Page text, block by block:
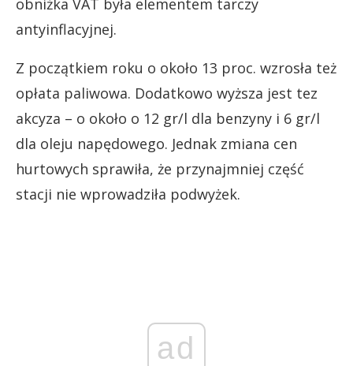
antyinflacyjnej.
Z początkiem roku o około 13 proc. wzrosła też
opłata paliwowa. Dodatkowo wyższa jest tez
akcyza – o około o 12 gr/l dla benzyny i 6 gr/l
dla oleju napędowego. Jednak zmiana cen
hurtowych sprawiła, że przynajmniej część
stacji nie wprowadziła podwyżek.
ad